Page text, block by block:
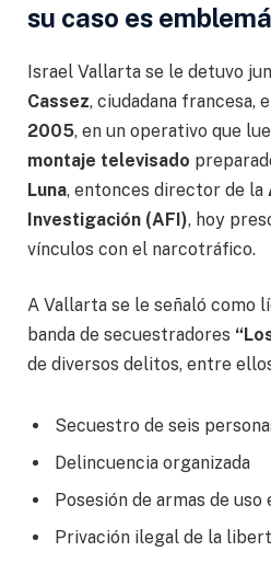
su caso es
Israel Vallarta se le detuvo
Cassez, ciudadana francesa,
2005, en un operativo que
montaje televisado
Luna, entonces director de la
Investigación (AFI), hoy
vínculos con el narcotráfico.
A Vallarta se le señaló como
banda de secuestradores
de diversos delitos, entre
Secuestro de seis
Delincuencia organizada
Posesión de armas de
Privación ilegal de la